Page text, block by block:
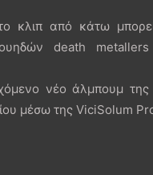
κλιπ από κάτω
death metallers
νέο άλμπουμ
μέσω της ViciSolum